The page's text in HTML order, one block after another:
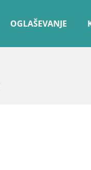
OGLAŠEVANJE